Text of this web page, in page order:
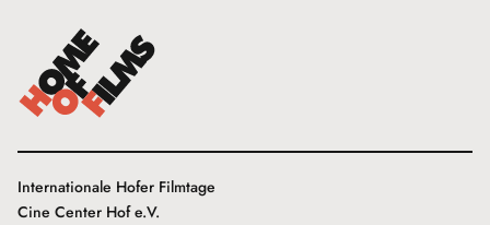
Internationale Hofer Filmtage
Cine Center Hof e.V.